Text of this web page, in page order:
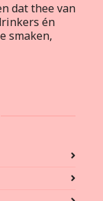
dat thee van
én
smaken,